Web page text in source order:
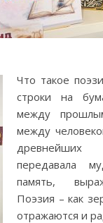
Что такое
строки на
между
между
передавала
память,
Поэзия – как
отражаются и